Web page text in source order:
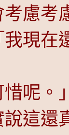
考慮
現在
惜呢
這還